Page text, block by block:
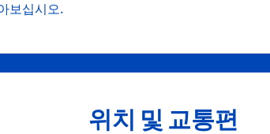
보십시오.
위치 및 교통편